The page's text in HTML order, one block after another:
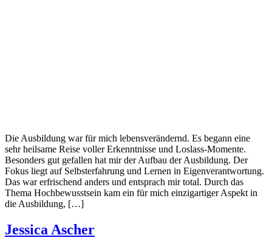
Die Ausbildung war für mich lebensverändernd. Es begann eine
sehr heilsame Reise voller Erkenntnisse und Loslass-Momente.
Besonders gut gefallen hat mir der Aufbau der Ausbildung. Der
Fokus liegt auf Selbsterfahrung und Lernen in Eigenverantwortung.
Das war erfrischend anders und entsprach mir total. Durch das
Thema Hochbewusstsein kam ein für mich einzigartiger Aspekt in
die Ausbildung, […]
Jessica Ascher